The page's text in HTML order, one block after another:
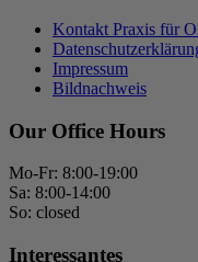
Kontakt Praxis für
Impressum
Bildnachweis
Our Office Hours
Mo-Fr: 8:00-19:00
Sa: 8:00-14:00
So: closed
Interessantes